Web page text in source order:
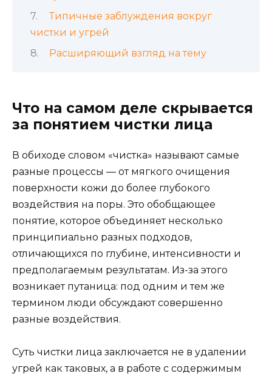
Типичные заблуждения вокруг
чистки и угрей
Расширяющий взгляд на тему
Что на самом деле скрывается
за понятием чистки лица
В обиходе словом «чистка» называют самые
разные процессы — от мягкого очищения
поверхности кожи до более глубокого
воздействия на поры. Это обобщающее
понятие, которое объединяет несколько
принципиально разных подходов,
отличающихся по глубине, интенсивности и
предполагаемым результатам. Из-за этого
возникает путаница: под одним и тем же
термином люди обсуждают совершенно
разные воздействия.
Суть чистки лица заключается не в удалении
угрей как таковых, а в работе с содержимым